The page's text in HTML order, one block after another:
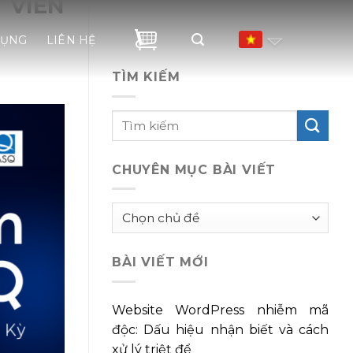
LIÊN HỆ
VIÊN
TÌM KIẾM
CHUYÊN MỤC BÀI VIẾT
Chuyên
viết
BÀI VIẾT MỚI
Website WordPress nhiễm mã
độc: Dấu hiệu nhận biết và cách
xử lý triệt để